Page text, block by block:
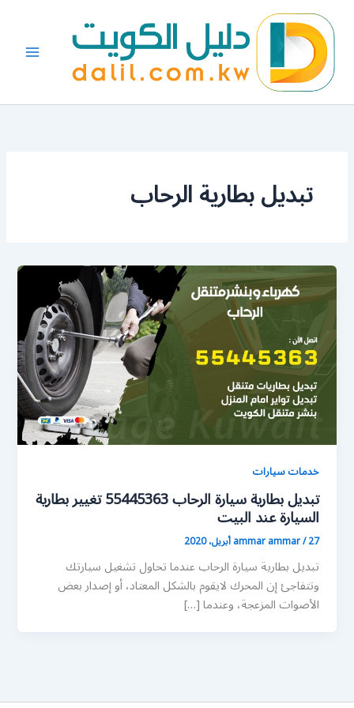
المحتوى
تبديل بطارية الرحاب
خدمات سيارات
تبديل بطارية سيارة الرحاب 55445363 تغيير بطارية
السيارة عند البيت
ammar ammar/27 أبريل، 2020
تبديل بطارية سيارة الرحاب عندما تحاول تشغيل سيارتك
وتتفاجئ إن المحرك لايقوم بالشكل المعتاد، أو إصدار بعض
الأصوات المزعجة، وعندما […]